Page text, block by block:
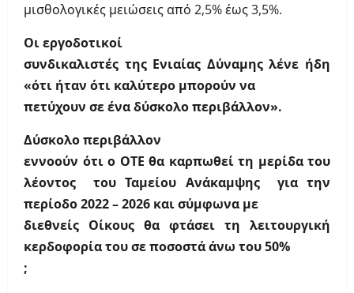
μισθολογικές μειώσεις από 2,5% έως 3,5%.
Οι εργοδοτικοί
συνδικαλιστές της Ενιαίας Δύναμης λένε ήδη
«ότι ήταν ότι καλύτερο μπορούν να
πετύχουν σε ένα δύσκολο περιβάλλον».
Δύσκολο περιβάλλον
εννοούν ότι ο ΟΤΕ θα καρπωθεί τη μερίδα του
λέοντος
του Ταμείου Ανάκαμψης
για την
περίοδο 2022 – 2026 και σύμφωνα με
διεθνείς Οίκους θα φτάσει τη λειτουργική
κερδοφορία του σε ποσοστά άνω του 50%
;